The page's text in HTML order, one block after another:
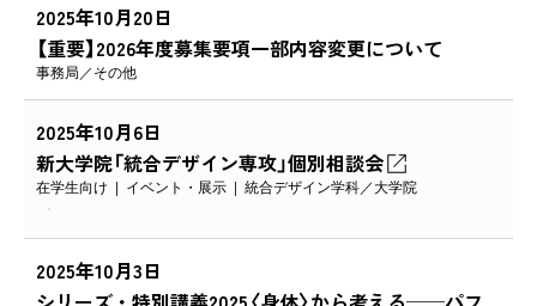
2025年10月20日
【重要】2026年度募集要項一部内容変更について
事務局 その他
2025年10月6日
新大学院「統合デザイン専攻」個別相談会
在学生向け イベント・展示 統合デザイン学科 大学院
2025年10月3日